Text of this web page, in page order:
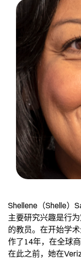
Shellene（Shelle）
主要研究兴趣是行
的教员。在开始学
作了14年，在全球
在此之前，她在